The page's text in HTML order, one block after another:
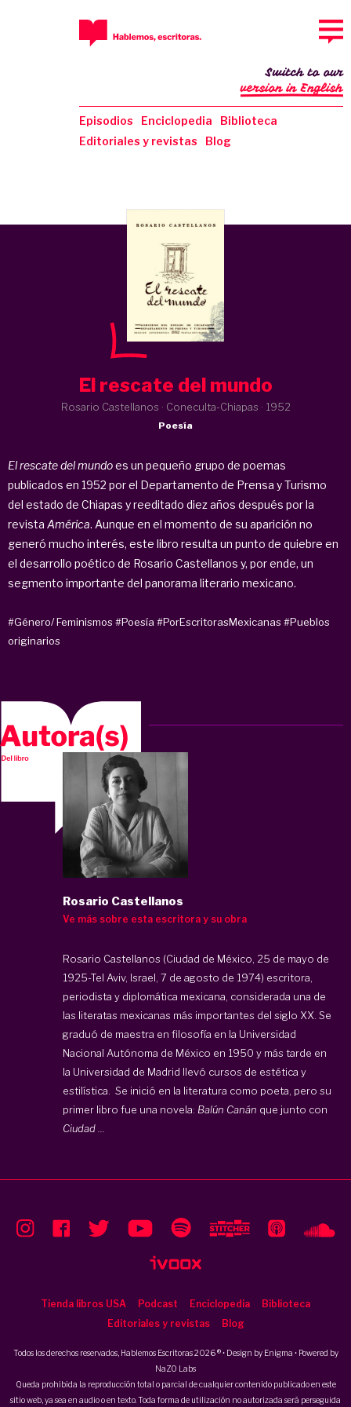
Episodios Enciclopedia
Biblioteca
Editoriales y revistas
Blog
Switch to our
version in English
El rescate del mundo
Rosario Castellanos · Coneculta-Chiapas · 1952
Poesía
El rescate del mundoes un pequeño grupo de poemas
publicados en 1952 por el Departamento de Prensa y Turismo
del estado de Chiapas y reeditado diez años después por la
revista América. Aunque en el momento de su aparición no
generó mucho interés, este libro resulta un punto de quiebre en
el desarrollo poético de Rosario Castellanos y, por ende, un
segmento importante del panorama literario mexicano.
#Género/ Feminismos #Poesía #PorEscritorasMexicanas #Pueblos
originarios
Rosario Castellanos
Ve más sobre esta escritora y su obra
Rosario Castellanos (Ciudad de México, 25 de mayo de
1925-Tel Aviv, Israel, 7 de agosto de 1974) escritora,
periodista y diplomática mexicana, considerada una de
las literatas mexicanas más importantes del siglo XX. Se
graduó de maestra en filosofía en la Universidad
Nacional Autónoma de México en 1950 y más tarde en
la Universidad de Madrid llevó cursos de estética y
estilística.
Se inició en la literatura como poeta, pero su
primer libro fue una novela: Balún Canán que junto con
Ciudad ...
Tienda libros USA Podcast Enciclopedia
Biblioteca
Editoriales y revistas
Blog
Todos los derechos reservados, Hablemos Escritoras 2026 ® • Design by Enigma • Powered by
NaZO Labs
Queda prohibida la reproducción total o parcial de cualquier contenido publicado en este
sitio web, ya sea en audio o en texto. Toda forma de utilización no autorizada será perseguida